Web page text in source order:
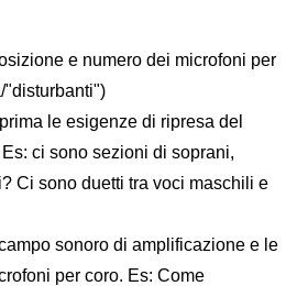
e numero dei microfoni per
"disturbanti")
le esigenze di ripresa del
ci sono sezioni di soprani,
Ci sono duetti tra voci maschili e
sonoro di amplificazione e le
per coro. Es: Come